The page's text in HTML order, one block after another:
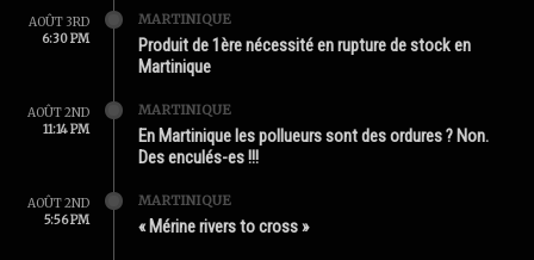
AOÛT 3RD
6:30 PM
MARTINIQUE
Produit de 1ère nécessité en rupture de stock en
Martinique
AOÛT 2ND
11:14 PM
MARTINIQUE
En Martinique les pollueurs sont des ordures ? Non.
Des enculés-es !!!
AOÛT 2ND
5:56 PM
MARTINIQUE
« Mérine rivers to cross »